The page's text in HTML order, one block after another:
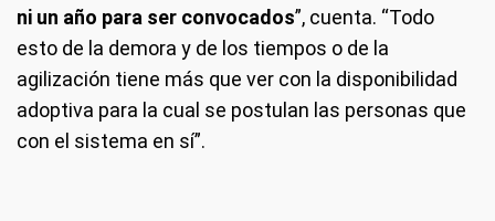
ni un año para ser convocados”, cuenta. “Todo
esto de la demora y de los tiempos o de la
agilización tiene más que ver con la disponibilidad
adoptiva para la cual se postulan las personas que
con el sistema en sí”.